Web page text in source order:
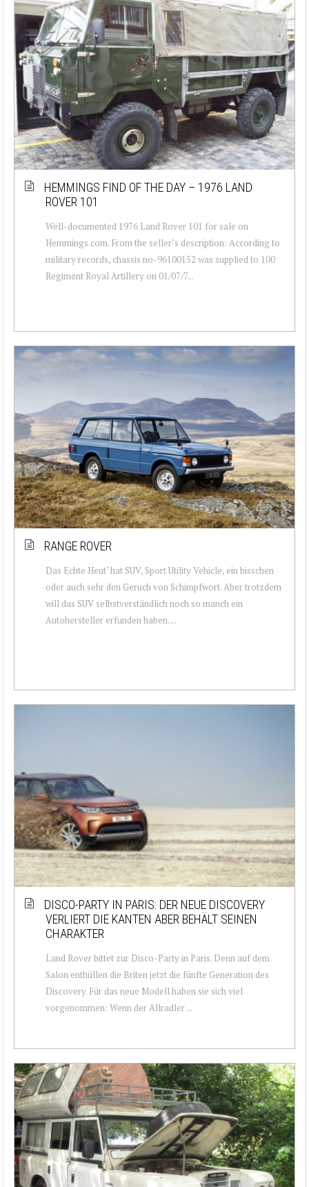
HEMMINGS FIND OF THE DAY – 1976 LAND
ROVER 101
Well-documented 1976 Land Rover 101 for sale on
Hemmings.com. From the seller’s description: According to
military records, chassis no-96100152 was supplied to 100
Regiment Royal Artillery on 01/07/7...
RANGE ROVER
Das Echte Heut‘ hat SUV, Sport Utility Vehicle, ein bisschen
oder auch sehr den Geruch von Schimpfwort. Aber trotzdem
will das SUV selbstverständlich noch so manch ein
Autohersteller erfunden haben. ...
DISCO-PARTY IN PARIS: DER NEUE DISCOVERY
VERLIERT DIE KANTEN ABER BEHÄLT SEINEN
CHARAKTER
Land Rover bittet zur Disco-Party in Paris. Denn auf dem
Salon enthüllen die Briten jetzt die fünfte Generation des
Discovery. Für das neue Modell haben sie sich viel
vorgenommen: Wenn der Allradler ...